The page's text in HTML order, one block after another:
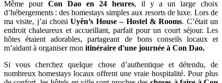
Même pour Con Dao en 24 heures, il y a un large choix
d’hébergements : des homestays simples aux resorts de luxe. Lors de
ma visite, j’ai choisiUyên’s House – Hostel & Rooms. C’était un
endroit chaleureux et accueillant, parfait pour un court séjour. Les
hôtes étaient adorables, partageant de bons conseils locaux et
m’aidant à organiser mon itinéraire d'une journée à Con Dao.
Si vous cherchez quelque chose d’authentique et détendu, de
nombreux homestays locaux offrent une vraie hospitalité. Pour plus